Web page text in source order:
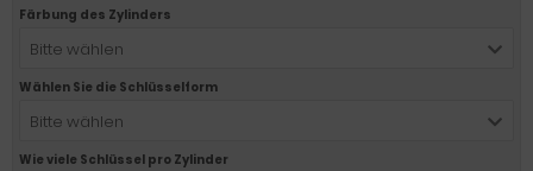
Färbung des Zylinders
Bitte wählen
Wählen Sie die Schlüsselform
Bitte wählen
Wie viele Schlüssel pro Zylinder